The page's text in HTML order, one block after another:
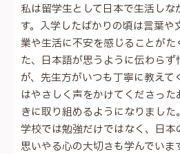
私は留学生として日本で生活しな
す。入学したばかりの頃は言葉
業や生活に不安を感じることが
た、日本語が思うように伝わら
が、先生方がいつも丁寧に教えて
はやさしく声をかけてくださっ
きに取り組めるようになりました。
学校では勉強だけではなく、日
思いやる心の大切さも学んでいま